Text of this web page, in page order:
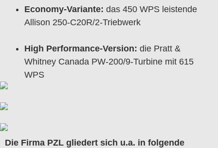
Economy-Variante: das 450 WPS leistende
Allison 250-C20R/2-Triebwerk
High Performance-Version: die Pratt &
Whitney Canada PW-200/9-Turbine mit 615
WPS
Die Firma PZL gliedert sich u.a. in folgende